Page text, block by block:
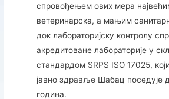
спровођењем ових мера
ветеринарска, а мањим
док лабораторијску контролу
акредитоване лабораторије у
стандардом SRPS ISO 17025,
јавно здравље Шабац поседује
година.